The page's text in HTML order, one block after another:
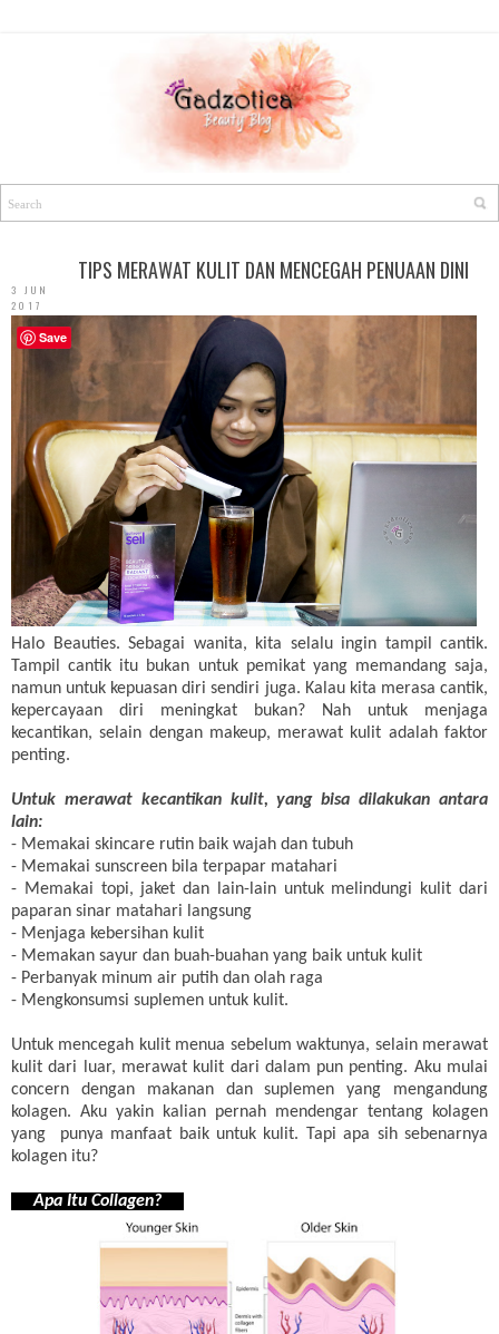
3 JUN
2017
TIPS MERAWAT KULIT DAN MENCEGAH PENUAAN DINI
Halo Beauties. Sebagai wanita, kita selalu ingin tampil cantik.
Tampil cantik itu bukan untuk pemikat yang memandang saja,
namun untuk kepuasan diri sendiri juga. Kalau kita merasa cantik,
kepercayaan diri meningkat bukan? Nah untuk menjaga
kecantikan, selain dengan makeup, merawat kulit adalah faktor
penting.
Untuk merawat kecantikan kulit, yang bisa dilakukan antara
lain:
- Memakai skincare rutin baik wajah dan tubuh
- Memakai sunscreen bila terpapar matahari
- Memakai topi, jaket dan lain-lain untuk melindungi kulit dari
paparan sinar matahari langsung
- Menjaga kebersihan kulit
- Memakan sayur dan buah-buahan yang baik untuk kulit
- Perbanyak minum air putih dan olah raga
- Mengkonsumsi suplemen untuk kulit.
Untuk mencegah kulit menua sebelum waktunya, selain merawat
kulit dari luar, merawat kulit dari dalam pun penting. Aku mulai
concern dengan makanan dan suplemen yang mengandung
kolagen. Aku yakin kalian pernah mendengar tentang kolagen
yang punya manfaat baik untuk kulit. Tapi apa sih sebenarnya
kolagen itu?
Apa Itu Collagen?
Save